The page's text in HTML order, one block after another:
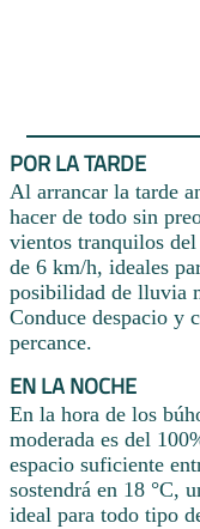
POR LA TARDE
Al arrancar la tarde
hacer de todo sin
vientos tranquilos
de 6 km/h, ideales
posibilidad de lluvia
Conduce despacio y
percance.
EN LA NOCHE
En la hora de los
moderada es del
espacio suficiente
sostendrá en 18 °C,
ideal para todo tipo